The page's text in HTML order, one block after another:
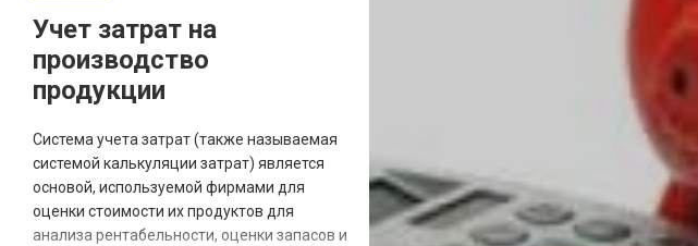
обладать уникальными характеристиками
и особенностями. Во время проведения
Учет затрат на
производство
продукции
Система учета затрат (также называемая
системой калькуляции затрат) является
основой, используемой фирмами для
оценки стоимости их продуктов для
анализа рентабельности, оценки запасов и